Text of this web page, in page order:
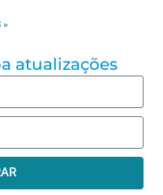
»
atualizações